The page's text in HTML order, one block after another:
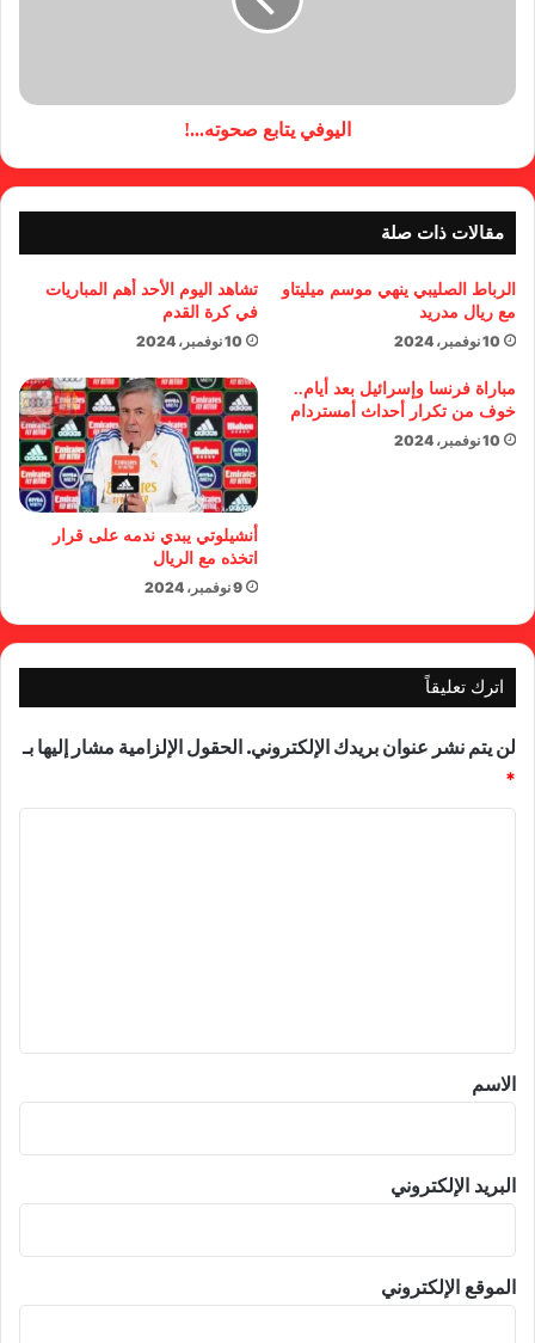
اليوفي يتابع صحوته...!
مقالات ذات صلة
الرباط الصليبي ينهي موسم ميليتاو
مع ريال مدريد
10 نوفمبر، 2024
تشاهد اليوم الأحد أهم المباريات
في كرة القدم
10 نوفمبر، 2024
مباراة فرنسا وإسرائيل بعد أيام..
خوف من تكرار أحداث أمستردام
10 نوفمبر، 2024
أنشيلوتي يبدي ندمه على قرار
اتخذه مع الريال
9 نوفمبر، 2024
اترك تعليقاً
لن يتم نشر عنوان بريدك الإلكتروني. الحقول الإلزامية مشار إليها بـ
*
*
الاسم
البريد الإلكتروني
الموقع الإلكتروني